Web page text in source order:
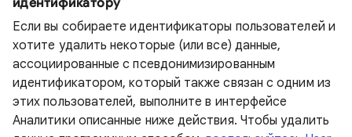
идентификатору
Если вы собираете идентификаторы пользователей и
хотите удалить некоторые (или все) данные,
ассоциированные с псевдонимизированным
идентификатором, который также связан с одним из
этих пользователей, выполните в интерфейсе
Аналитики описанные ниже действия. Чтобы удалить